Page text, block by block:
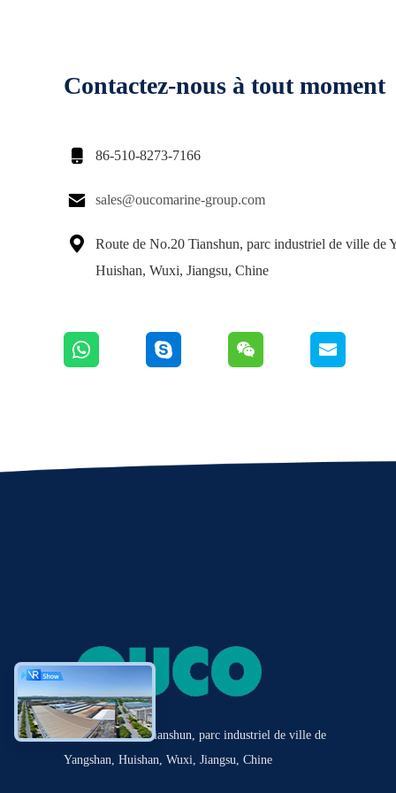
Contactez-nous à tout moment
 86-510-8273-7166
 sales@oucomarine-group.com

Route de No.20 Tianshun, parc industriel de ville de
Huishan, Wuxi, Jiangsu, Chine
Route de No.20 Tianshun, parc industriel de ville de
Yangshan, Huishan, Wuxi, Jiangsu, Chine